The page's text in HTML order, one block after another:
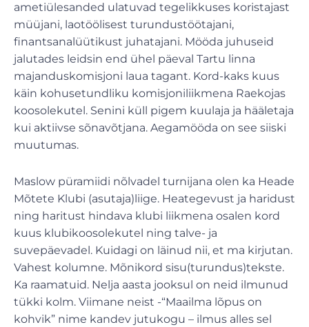
ametiülesanded ulatuvad tegelikkuses koristajast
müüjani, laotöölisest turundustöötajani,
finantsanalüütikust juhatajani. Mööda juhuseid
jalutades leidsin end ühel päeval Tartu linna
majanduskomisjoni laua tagant. Kord-kaks kuus
käin kohusetundliku komisjoniliikmena Raekojas
koosolekutel. Senini küll pigem kuulaja ja hääletaja
kui aktiivse sõnavõtjana. Aegamööda on see siiski
muutumas.
Maslow püramiidi nõlvadel turnijana olen ka Heade
Mõtete Klubi (asutaja)liige. Heategevust ja haridust
ning haritust hindava klubi liikmena osalen kord
kuus klubikoosolekutel ning talve- ja
suvepäevadel. Kuidagi on läinud nii, et ma kirjutan.
Vahest kolumne. Mõnikord sisu(turundus)tekste.
Ka raamatuid. Nelja aasta jooksul on neid ilmunud
tükki kolm. Viimane neist -“Maailma lõpus on
kohvik” nime kandev jutukogu – ilmus alles sel